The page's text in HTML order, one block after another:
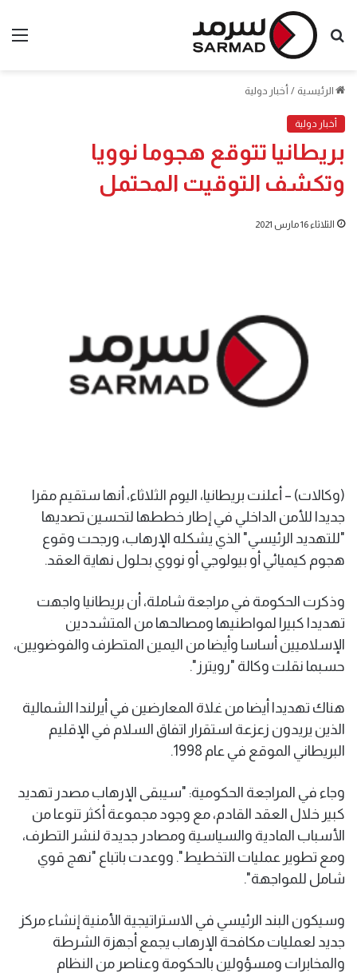
بحث
الرئيسية / أخبار دولية
أخبار دولية
بريطانيا تتوقع هجوما نوويا
وتكشف التوقيت المحتمل
الثلاثاء 16 مارس 2021
(وكالات) – أعلنت بريطانيا، اليوم الثلاثاء، أنها ستقيم مقرا
جديدا للأمن الداخلي في إطار خططها لتحسين تصديها
"للتهديد الرئيسي" الذي يشكله الإرهاب، ورجحت وقوع
هجوم كيميائي أو بيولوجي أو نووي بحلول نهاية العقد.
وذكرت الحكومة في مراجعة شاملة، أن بريطانيا واجهت
تهديدا كبيرا لمواطنيها ومصالحها من المتشددين
الإسلاميين أساسا وأيضا من اليمين المتطرف والفوضويين،
حسبما نقلت وكالة "رويترز".
هناك تهديدا أيضا من غلاة المعارضين في أيرلندا الشمالية
الذين يريدون زعزعة استقرار اتفاق السلام في الإقليم
البريطاني الموقع في عام 1998.
وجاء في المراجعة الحكومية: "سيبقى الإرهاب مصدر تهديد
كبير خلال العقد القادم، مع وجود مجموعة أكثر تنوعا من
الأسباب المادية والسياسية ومصادر جديدة لنشر التطرف،
ومع تطوير عمليات التخطيط". ووعدت باتباع "نهج قوي
شامل للمواجهة".
وسيكون البند الرئيسي في الاستراتيجية الأمنية إنشاء مركز
جديد لعمليات مكافحة الإرهاب يجمع أجهزة الشرطة
والمخابرات ومسؤولين بالحكومة وعناصر من النظام